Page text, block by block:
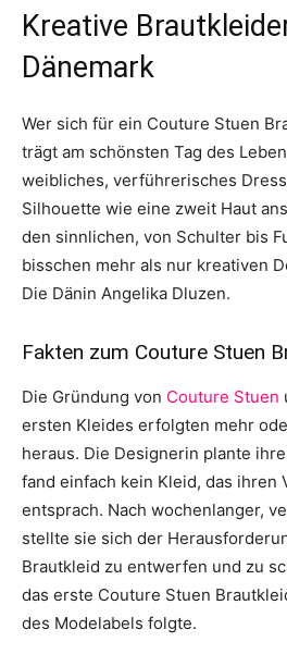
Kreative
Dänemark
Wer sich für ein Couture Stuen
trägt am schönsten Tag des
weibliches, verführerisches
Silhouette wie eine zweit Haut
den sinnlichen, von Schulter bis
bisschen mehr als nur kreativen
Die Dänin Angelika Dluzen.
Fakten zum Couture Stuen
Die Gründung von Couture Stuen
ersten Kleides erfolgten mehr
heraus. Die Designerin plante
fand einfach kein Kleid, das ihren
entsprach. Nach wochenlanger,
stellte sie sich der
Brautkleid zu entwerfen und zu
das erste Couture Stuen
des Modelabels folgte.